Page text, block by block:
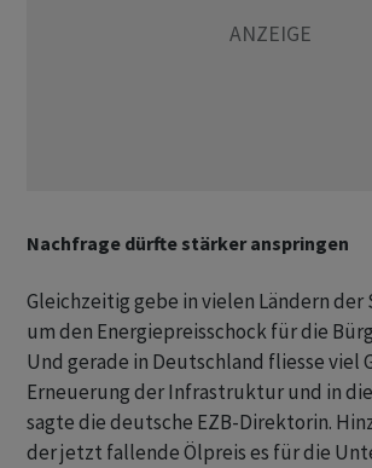
Nachfrage dürfte stärker anspringen
Gleichzeitig gebe in vielen Ländern der
um den Energiepreisschock für die
Und gerade in Deutschland fliesse viel
Erneuerung der Infrastruktur und in
sagte die deutsche EZB-Direktorin.
der jetzt fallende Ölpreis es für die